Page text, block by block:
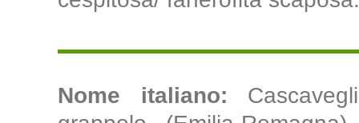
Nome italiano: